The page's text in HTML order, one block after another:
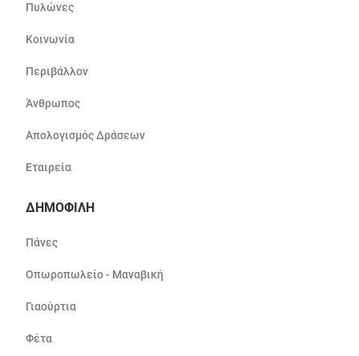
Πυλώνες
Κοινωνία
Περιβάλλον
Άνθρωπος
Απολογισμός Δράσεων
Εταιρεία
ΔΗΜΟΦΙΛΗ
Πάνες
Οπωροπωλείο - Μαναβική
Γιαούρτια
Φέτα